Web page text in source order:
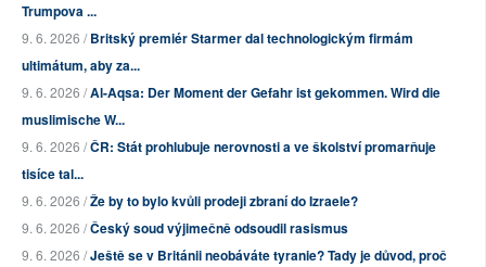
Trumpova ...
9. 6. 2026 /Britský premiér Starmer dal technologickým firmám
ultimátum, aby za...
9. 6. 2026 /Al-Aqsa: Der Moment der Gefahr ist gekommen. Wird die
muslimische W...
9. 6. 2026 /ČR: Stát prohlubuje nerovnosti a ve školství promarňuje
tisíce tal...
9. 6. 2026 /Že by to bylo kvůli prodeji zbraní do Izraele?
9. 6. 2026 /Český soud výjimečně odsoudil rasismus
9. 6. 2026 /Ještě se v Británii neobáváte tyranie? Tady je důvod, proč